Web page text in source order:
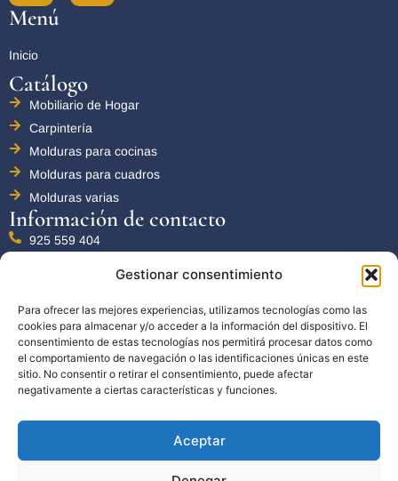
Gestionar consentimiento
Para ofrecer las mejores experiencias, utilizamos tecnologías como las
cookies para almacenar y/o acceder a la información del dispositivo. El
consentimiento de estas tecnologías nos permitirá procesar datos como
el comportamiento de navegación o las identificaciones únicas en este
sitio. No consentir o retirar el consentimiento, puede afectar
negativamente a ciertas características y funciones.
Aceptar
Menú
Inicio
Catálogo
Mobiliario de Hogar
Carpintería
Molduras para cocinas
Molduras para cuadros
Molduras varias
Información de contacto
925 559 404
info@moldurasjofra.com
c/ Cerrajeros nº 23-24 P. I. La Ermita, 45215 El Viso de San
Juan, Toledo
Ayuda recibida de la Unión Europea y Junta
de Comunidades de Castilla La Mancha
Aviso Legal / Imprint